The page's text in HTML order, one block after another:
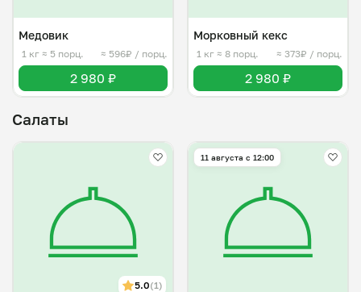
Медовик
1 кг ≈ 5 порц. ≈ 596₽ / порц.
2 980 ₽
Морковный кекс
1 кг ≈ 8 порц. ≈ 373₽ / порц.
2 980 ₽
Салаты
5.0(1)
11 августа с 12:00